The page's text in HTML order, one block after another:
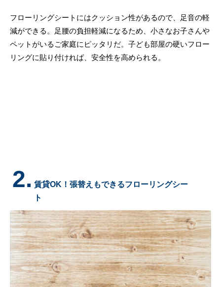
フローリングシートにはクッション性があるので、足音の軽
減ができる。足腰の負担軽減になるため、小さなお子さんや
ペットがいるご家庭にピッタリだ。子ども部屋の硬いフロー
リングに貼り付ければ、安全性を高められる。
2. 賃貸OK！張替えもできるフローリングシー
ト